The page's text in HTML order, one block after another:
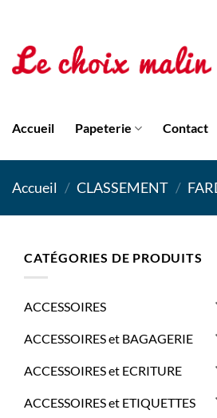
contenu
Accueil Papeterie Contact
Accueil / CLASSEMENT /
CATÉGORIES DE PRODUITS
ACCESSOIRES
ACCESSOIRES et BAGAGERIE
ACCESSOIRES et ECRITURE
ACCESSOIRES et ETIQUETTES